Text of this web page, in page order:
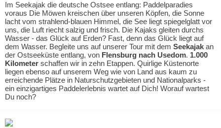
Im Seekajak die deutsche Ostsee entlang: Paddelparadies
voraus Die Möwen kreischen über unseren Köpfen, die Sonne
lacht vom strahlend-blauen Himmel, die See liegt spiegelglatt vor
uns, die Luft riecht salzig und frisch. Die Kajaks gleiten durchs
Wasser - das Glück auf Erden? Fast, denn das Glück liegt auf
dem Wasser. Begleite uns auf unserer Tour mit dem Seekajak an
der Ostseeküste entlang, von Flensburg nach Usedom. 1.000
Kilometer schaffen wir in zehn Etappen. Quirlige Küstenorte
liegen ebenso auf unserem Weg wie von Land aus kaum zu
erreichende Plätze in Naturschutzgebieten und Nationalparks -
ein einzigartiges Paddelerlebnis wartet auf Dich! Worauf wartest
Du noch?